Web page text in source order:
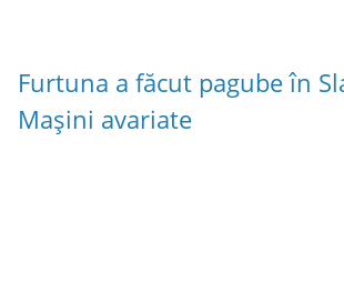
Furtuna a făcut pagube în
Mașini avariate